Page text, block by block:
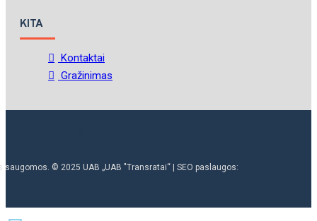
KITA
Kontaktai
Gražinimas
saugomos. © 2025 UAB „UAB "Transratai“ | SEO paslaugos: